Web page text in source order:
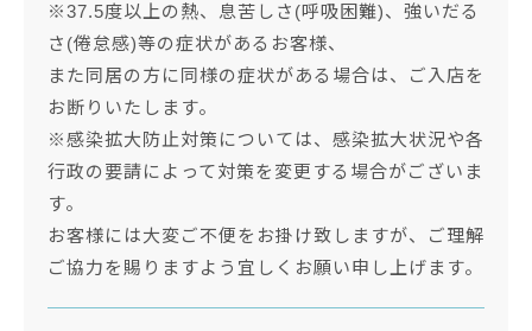
※37.5度以上の熱、息苦しさ(呼吸困難)、強いだる
さ(倦怠感)等の症状があるお客様、
また同居の方に同様の症状がある場合は、ご入店を
お断りいたします。
※感染拡大防止対策については、感染拡大状況や各
行政の要請によって対策を変更する場合がございま
す。
お客様には大変ご不便をお掛け致しますが、ご理解
ご協力を賜りますよう宜しくお願い申し上げます。